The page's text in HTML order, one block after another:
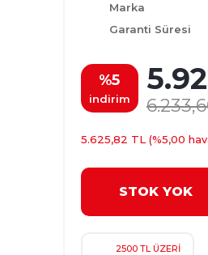
Marka
Garanti Süresi
%5
indirim
5.625,82 TL (%5,00
STOK YOK
2500 TL ÜZERİ